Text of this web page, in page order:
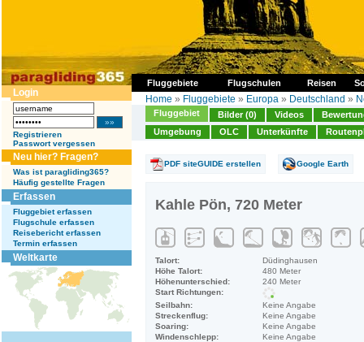
Fluggebiete Flugschulen Reisen
Login
Registrieren
Passwort vergessen
Neu hier? Fragen?
Was ist paragliding365?
Häufig gestellte Fragen
Erfassen
Fluggebiet erfassen
Flugschule erfassen
Reisebericht erfassen
Termin erfassen
Weltkarte
Home » Fluggebiete » Europa » Deutschland »
Fluggebiet Bilder (0) Videos
Umgebung
OLC Unterkünfte
PDF siteGUIDE erstellen Google Earth
Kahle Pön, 720 Meter
Talort:
Düdinghausen
Höhe Talort:
480 Meter
Höhenunterschied:
240 Meter
Start Richtungen:
Seilbahn:
Keine Angabe
Streckenflug:
Keine Angabe
Soaring:
Keine Angabe
Windenschlepp:
Keine Angabe